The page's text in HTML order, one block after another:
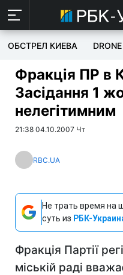
ОБСТРЕЛ КИЕВА
Фракція ПР в
Засідання 1
нелегітимним
21:38 04.10.2007 Чт
RBC.UA
Не трать время на
суть из РБК-
Фракція Партії
міській раді